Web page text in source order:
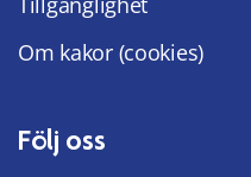
Om kakor (cookies)
Följ oss